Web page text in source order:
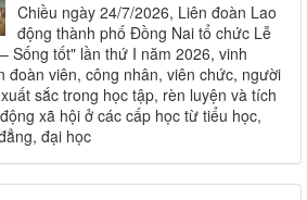
Chiều ngày 24/7/2026, Liên đoàn Lao
động thành phố Đồng Nai tổ chức Lễ
Sống tốt" lần thứ I năm 2026, vinh
đoàn viên, công nhân, viên chức, người
sắc trong học tập, rèn luyện và tích
xã hội ở các cấp học từ tiểu học,
đại học